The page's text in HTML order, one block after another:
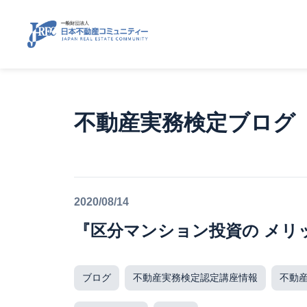
不動産実務検定ブログ
2020/08/14
『区分マンション投資の メリ
ブログ 不動産実務検定認定講座情報 不動